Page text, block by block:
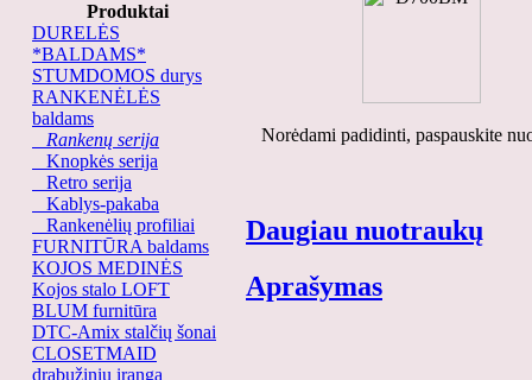
Produktai
DURELĖS
*BALDAMS*
STUMDOMOS durys
RANKENĖLĖS
baldams
Rankenų serija
Knopkės serija
Retro serija
Kablys-pakaba
Rankenėlių profiliai
FURNITŪRA baldams
KOJOS MEDINĖS
Kojos stalo LOFT
BLUM furnitūra
DTC-Amix stalčių šonai
CLOSETMAID
drabužinių įranga
Norėdami padidinti, paspauskite
Daugiau nuotraukų
Aprašymas